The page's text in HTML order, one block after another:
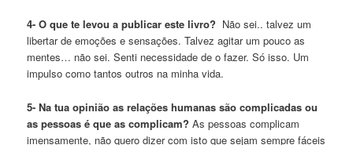
4- O que te levou a publicar este livro? Não sei.. talvez um
libertar de emoções e sensações. Talvez agitar um pouco as
mentes… não sei. Senti necessidade de o fazer. Só isso. Um
impulso como tantos outros na minha vida.
5- Na tua opinião as relações humanas são complicadas ou
as pessoas é que as complicam?As pessoas complicam
imensamente, não quero dizer com isto que sejam sempre fáceis